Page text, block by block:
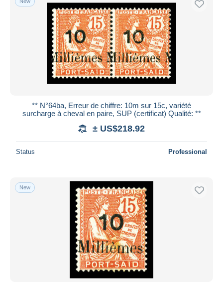
** N°64ba, Erreur de chiffre: 10m sur 15c, variété
surcharge à cheval en paire, SUP (certificat) Qualité: **
± US$218.92
Status Professional
New